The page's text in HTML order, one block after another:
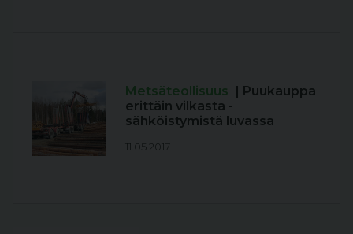
Metsäteollisuus
| Puukauppa
erittäin vilkasta -
sähköistymistä luvassa
11.05.2017